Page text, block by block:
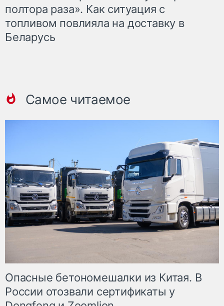
полтора раза». Как ситуация с
топливом повлияла на доставку в
Беларусь
Самое читаемое
Опасные бетономешалки из Китая. В
России отозвали сертификаты у